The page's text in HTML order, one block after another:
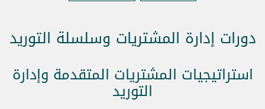
دورات إدارة المشتريات وسلسلة التوريد
استراتيجيات المشتريات المتقدمة وإدارة
التوريد